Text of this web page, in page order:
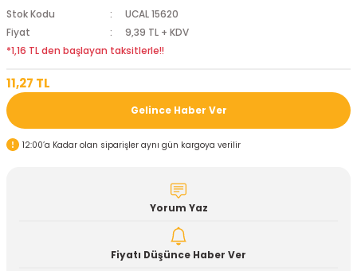
Stok Kodu
UCAL 15620
Fiyat
9,39 TL + KDV
*1,16 TL den başlayan taksitlerle!!
11,27 TL
Gelince Haber Ver
12:00’a Kadar olan siparişler aynı gün kargoya verilir
Yorum Yaz
Fiyatı Düşünce Haber Ver